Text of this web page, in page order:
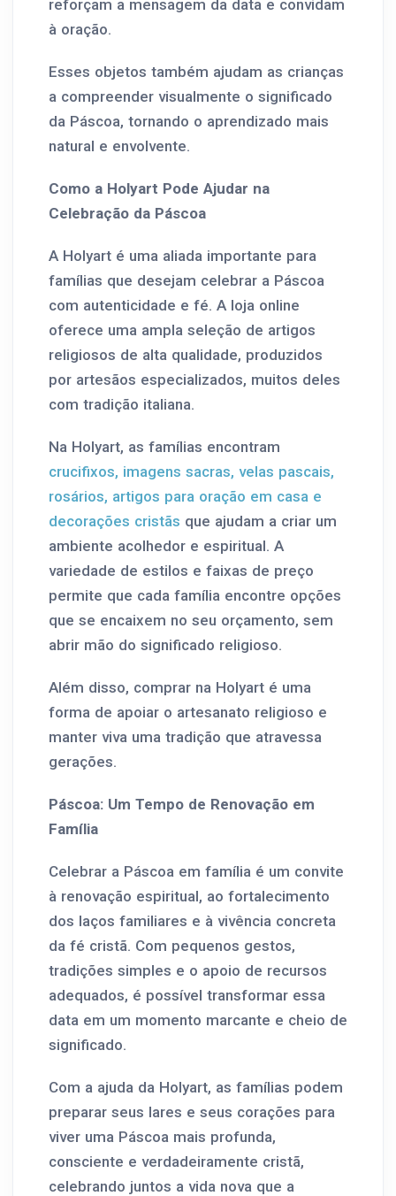
reforçam a mensagem da data e convidam
à oração.
Esses objetos também ajudam as crianças
a compreender visualmente o significado
da Páscoa, tornando o aprendizado mais
natural e envolvente.
Como a Holyart Pode Ajudar na
Celebração da Páscoa
A Holyart é uma aliada importante para
famílias que desejam celebrar a Páscoa
com autenticidade e fé. A loja online
oferece uma ampla seleção de artigos
religiosos de alta qualidade, produzidos
por artesãos especializados, muitos deles
com tradição italiana.
Na Holyart, as famílias encontram
crucifixos, imagens sacras, velas pascais,
rosários, artigos para oração em casa e
decorações cristãs que ajudam a criar um
ambiente acolhedor e espiritual. A
variedade de estilos e faixas de preço
permite que cada família encontre opções
que se encaixem no seu orçamento, sem
abrir mão do significado religioso.
Além disso, comprar na Holyart é uma
forma de apoiar o artesanato religioso e
manter viva uma tradição que atravessa
gerações.
Páscoa: Um Tempo de Renovação em
Família
Celebrar a Páscoa em família é um convite
à renovação espiritual, ao fortalecimento
dos laços familiares e à vivência concreta
da fé cristã. Com pequenos gestos,
tradições simples e o apoio de recursos
adequados, é possível transformar essa
data em um momento marcante e cheio de
significado.
Com a ajuda da Holyart, as famílias podem
preparar seus lares e seus corações para
viver uma Páscoa mais profunda,
consciente e verdadeiramente cristã,
celebrando juntos a vida nova que a